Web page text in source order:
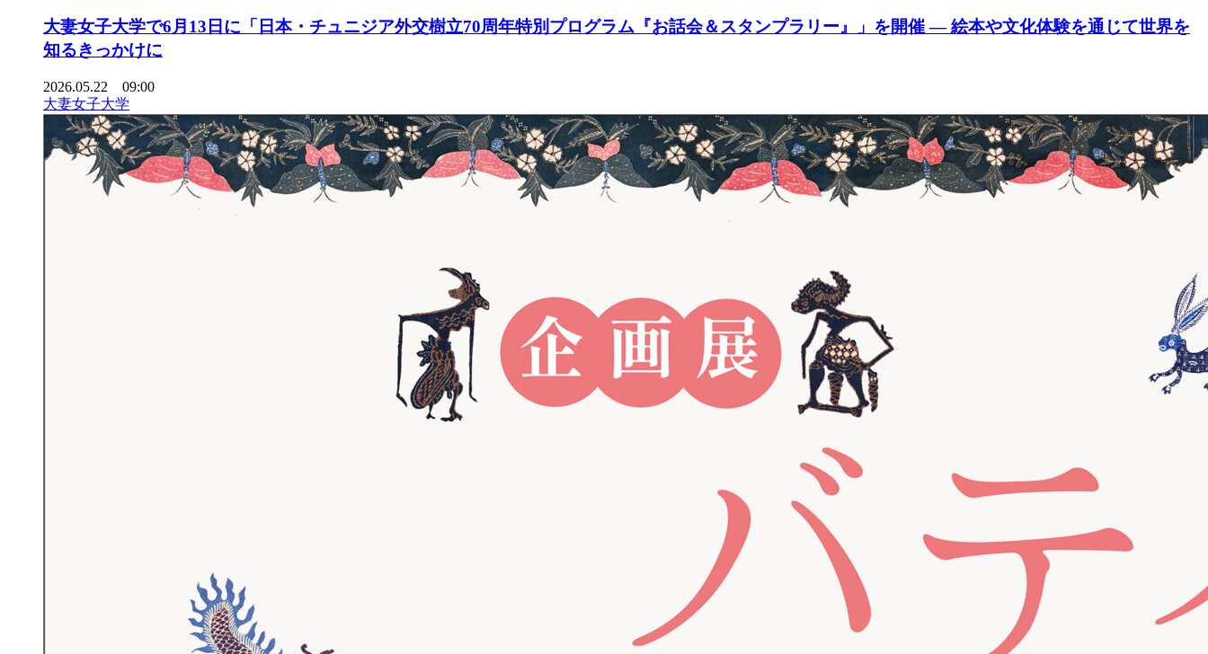
大妻女子大学で6月13日に「日本・チュニジア外交樹立70周年特別プログラム『お話会＆スタンプラリー』」を開催 ― 絵本や文化体験を通じて世界を
知るきっかけに
2026.05.22 09:00
大妻女子大学